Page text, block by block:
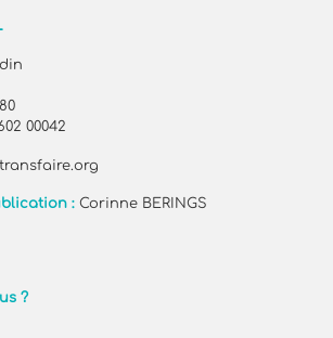
00042
:Corinne BERINGS
?